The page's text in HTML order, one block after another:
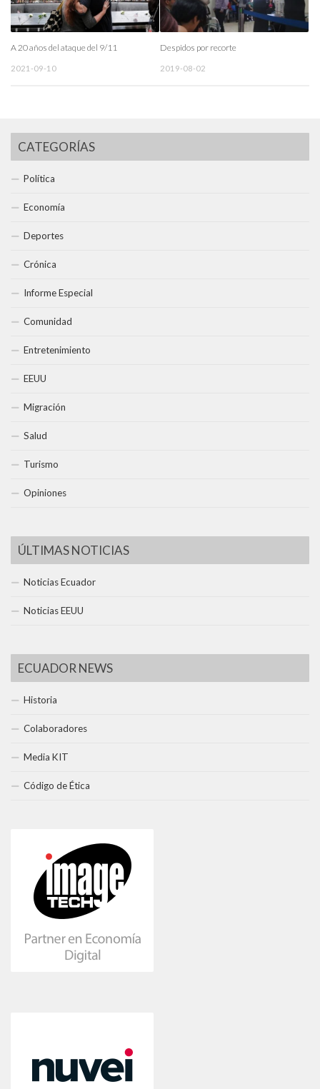
A 20 años del ataque del 9/11
2021-09-10
Despidos por recorte
2019-08-02
CATEGORÍAS
Política
Economía
Deportes
Crónica
Informe Especial
Comunidad
Entretenimiento
EEUU
Migración
Salud
Turismo
Opiniones
ÚLTIMAS NOTICIAS
Noticias Ecuador
Noticias EEUU
ECUADOR NEWS
Historia
Colaboradores
Media KIT
Código de Ética